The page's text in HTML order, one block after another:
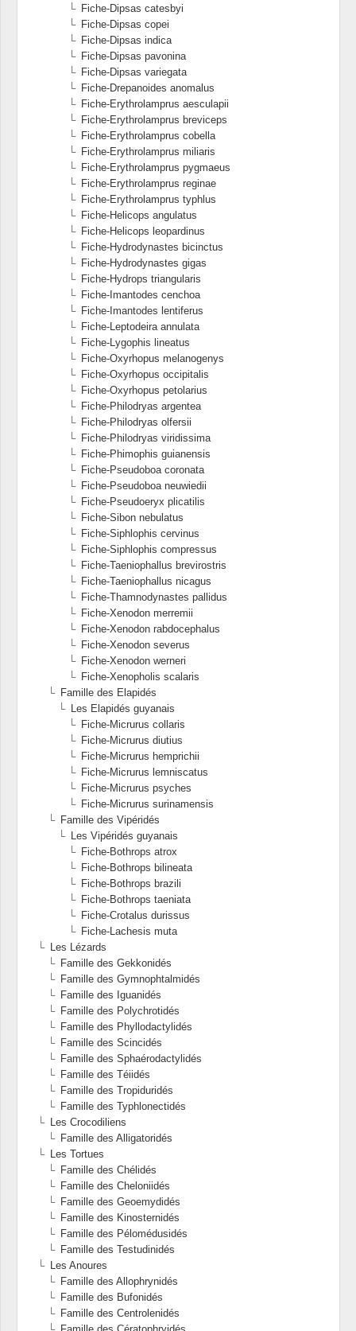
Fiche-Dipsas catesbyi
Fiche-Dipsas copei
Fiche-Dipsas indica
Fiche-Dipsas pavonina
Fiche-Dipsas variegata
Fiche-Drepanoides anomalus
Fiche-Erythrolamprus aesculapii
Fiche-Erythrolamprus breviceps
Fiche-Erythrolamprus cobella
Fiche-Erythrolamprus miliaris
Fiche-Erythrolamprus pygmaeus
Fiche-Erythrolamprus reginae
Fiche-Erythrolamprus typhlus
Fiche-Helicops angulatus
Fiche-Helicops leopardinus
Fiche-Hydrodynastes bicinctus
Fiche-Hydrodynastes gigas
Fiche-Hydrops triangularis
Fiche-Imantodes cenchoa
Fiche-Imantodes lentiferus
Fiche-Leptodeira annulata
Fiche-Lygophis lineatus
Fiche-Oxyrhopus melanogenys
Fiche-Oxyrhopus occipitalis
Fiche-Oxyrhopus petolarius
Fiche-Philodryas argentea
Fiche-Philodryas olfersii
Fiche-Philodryas viridissima
Fiche-Phimophis guianensis
Fiche-Pseudoboa coronata
Fiche-Pseudoboa neuwiedii
Fiche-Pseudoeryx plicatilis
Fiche-Sibon nebulatus
Fiche-Siphlophis cervinus
Fiche-Siphlophis compressus
Fiche-Taeniophallus brevirostris
Fiche-Taeniophallus nicagus
Fiche-Thamnodynastes pallidus
Fiche-Xenodon merremii
Fiche-Xenodon rabdocephalus
Fiche-Xenodon severus
Fiche-Xenodon werneri
Fiche-Xenopholis scalaris
Famille des Elapidés
Les Elapidés guyanais
Fiche-Micrurus collaris
Fiche-Micrurus diutius
Fiche-Micrurus hemprichii
Fiche-Micrurus lemniscatus
Fiche-Micrurus psyches
Fiche-Micrurus surinamensis
Famille des Vipéridés
Les Vipéridés guyanais
Fiche-Bothrops atrox
Fiche-Bothrops bilineata
Fiche-Bothrops brazili
Fiche-Bothrops taeniata
Fiche-Crotalus durissus
Fiche-Lachesis muta
Les Lézards
Famille des Gekkonidés
Famille des Gymnophtalmidés
Famille des Iguanidés
Famille des Polychrotidés
Famille des Phyllodactylidés
Famille des Scincidés
Famille des Sphaérodactylidés
Famille des Téiidés
Famille des Tropiduridés
Famille des Typhlonectidés
Les Crocodiliens
Famille des Alligatoridés
Les Tortues
Famille des Chélidés
Famille des Cheloniidés
Famille des Geoemydidés
Famille des Kinosternidés
Famille des Pélomédusidés
Famille des Testudinidés
Les Anoures
Famille des Allophrynidés
Famille des Bufonidés
Famille des Centrolenidés